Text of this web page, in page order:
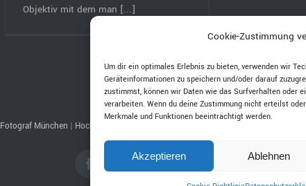
Cookie-Zustimmung
Um dir ein optimales Erlebnis zu bieten, verwenden wir
Geräteinformationen zu speichern und/oder darauf
zustimmst, können wir Daten wie das Surfverhalten oder
verarbeiten. Wenn du deine Zustimmung nicht erteilst
Merkmale und Funktionen beeinträchtigt werden.
Akzeptieren Ablehnen
Objektiv mit dem man [...]
Fotograf München | Hochzeitsfotograf München
Facebook